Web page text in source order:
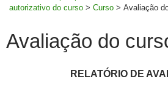
autorizativo do curso > Curso > Avaliação
Avaliação do
RELATÓRIO DE